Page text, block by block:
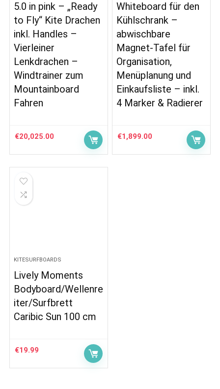
5.0 in pink – „Ready
to Fly“ Kite Drachen
inkl. Handles –
Vierleiner
Lenkdrachen –
Windtrainer zum
Mountainboard
Fahren
€20,025.00
Whiteboard für den
Kühlschrank –
abwischbare
Magnet-Tafel für
Organisation,
Menüplanung und
Einkaufsliste – inkl.
4 Marker & Radierer
€1,899.00
KITESURFBOARDS
Lively Moments
Bodyboard/Wellenre
iter/Surfbrett
Caribic Sun 100 cm
€19.99